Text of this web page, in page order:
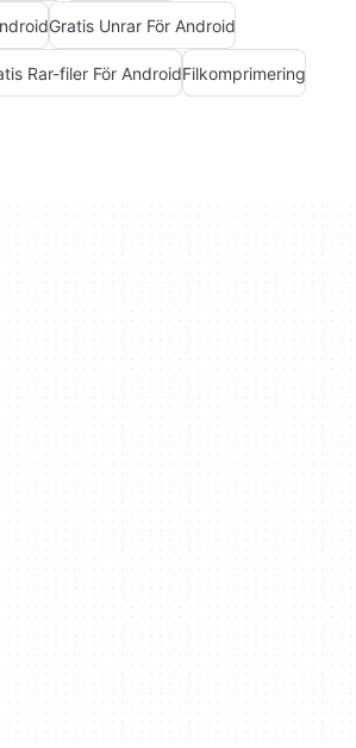
Gratis Unrar För Android
Rar-filer För AndroidFilkomprimering